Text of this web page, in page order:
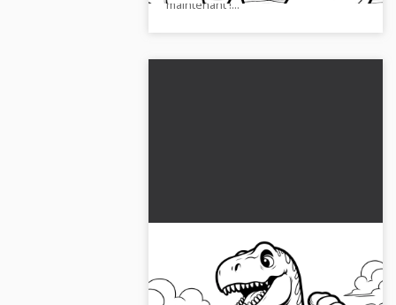
maintenant !...
Tyrannosaure combattant :
coloriage gratuit